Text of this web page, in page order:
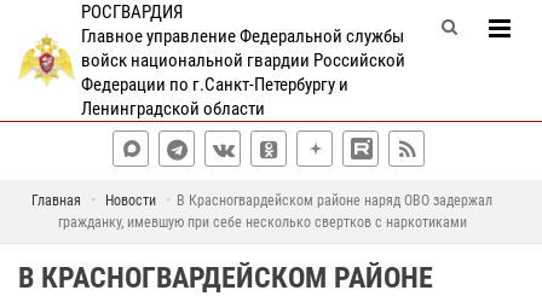
РОСГВАРДИЯ
Главное управление Федеральной службы
войск национальной гвардии Российской
Федерации по г.Санкт-Петербургу и
Ленинградской области
Главная Новости
В Красногвардейском районе наряд ОВО задержал
гражданку, имевшую при себе несколько свертков с наркотиками
В КРАСНОГВАРДЕЙСКОМ РАЙОНЕ